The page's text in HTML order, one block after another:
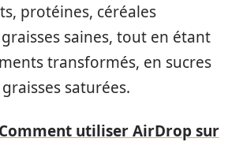
protéines, céréales
saines, tout en étant
transformés, en sucres
saturées.
Comment utiliser AirDrop sur